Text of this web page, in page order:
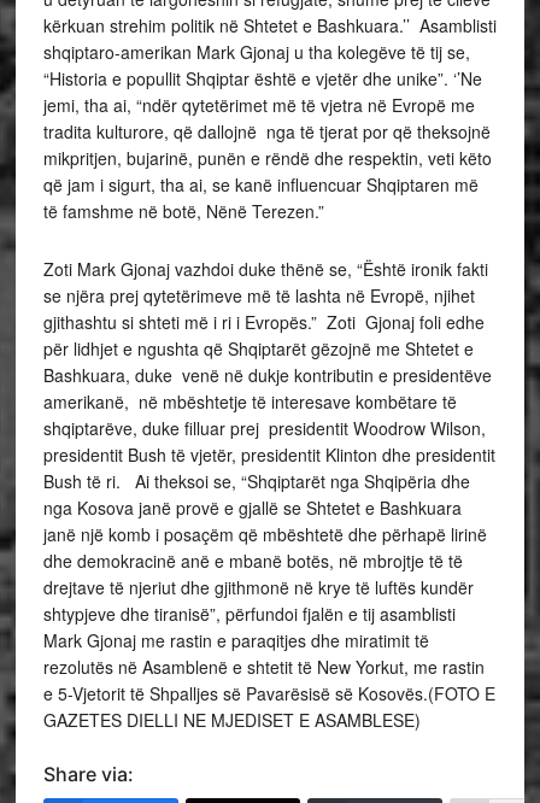
kërkuan strehim politik në Shtetet e Bashkuara.’’ Asamblisti
shqiptaro-amerikan Mark Gjonaj u tha kolegëve të tij se,
“Historia e popullit Shqiptar është e vjetër dhe unike”. ‘’Ne
jemi, tha ai, “ndër qytetërimet më të vjetra në Evropë me
tradita kulturore, që dallojnë nga të tjerat por që theksojnë
mikpritjen, bujarinë, punën e rëndë dhe respektin, veti këto
që jam i sigurt, tha ai, se kanë influencuar Shqiptaren më
të famshme në botë, Nënë Terezen.”
Zoti Mark Gjonaj vazhdoi duke thënë se, “Është ironik fakti
se njëra prej qytetërimeve më të lashta në Evropë, njihet
gjithashtu si shteti më i ri i Evropës.” Zoti Gjonaj foli edhe
për lidhjet e ngushta që Shqiptarët gëzojnë me Shtetet e
Bashkuara, duke venë në dukje kontributin e presidentëve
amerikanë, në mbështetje të interesave kombëtare të
shqiptarëve, duke filluar prej presidentit Woodrow Wilson,
presidentit Bush të vjetër, presidentit Klinton dhe presidentit
Bush të ri. Ai theksoi se, “Shqiptarët nga Shqipëria dhe
nga Kosova janë provë e gjallë se Shtetet e Bashkuara
janë një komb i posaçëm që mbështetë dhe përhapë lirinë
dhe demokracinë anë e mbanë botës, në mbrojtje të të
drejtave të njeriut dhe gjithmonë në krye të luftës kundër
shtypjeve dhe tiranisë”, përfundoi fjalën e tij asamblisti
Mark Gjonaj me rastin e paraqitjes dhe miratimit të
rezolutës në Asamblenë e shtetit të New Yorkut, me rastin
e 5-Vjetorit të Shpalljes së Pavarësisë së Kosovës.(FOTO E
GAZETES DIELLI NE MJEDISET E ASAMBLESE)
Share via: